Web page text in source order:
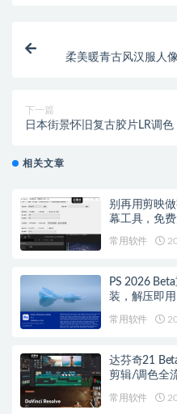
柔美暖青古风汉服人
下一篇
日本街景怀旧复古胶片LR调
相关文章
别再用剪映
幕工具，免费
常用软件
PS 2026
装，解压即用
常用软件
达芬奇21
剪辑/调色全
常用软件